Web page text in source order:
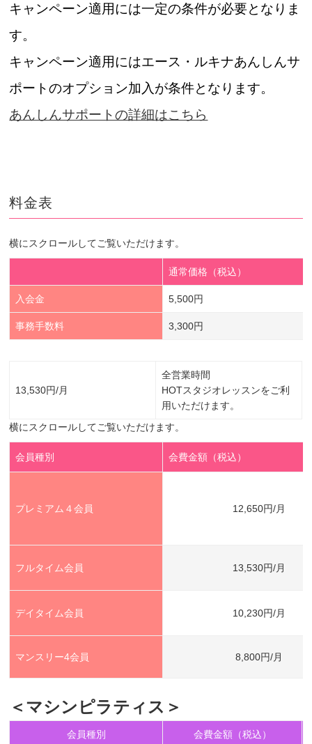
キャンペーン適用には一定の条件が必要となりま
す。
キャンペーン適用にはエース・ルキナあんしんサ
ポートのオプション加入が条件となります。
あんしんサポートの詳細はこちら
料金表
横にスクロールしてご覧いただけます。
通常価格（税込）
入会金 5,500円
事務手数料 3,300円
13,530円/月
全営業時間
HOTスタジオレッスンをご利
用いただけます。
横にスクロールしてご覧いただけます。
会員種別 会費金額（税込）
プレミアム４会員 12,650円/月
フルタイム会員 13,530円/月
デイタイム会員 10,230円/月
マンスリー4会員 8,800円/月
＜マシンピラティス＞
会員種別 会費金額（税込）